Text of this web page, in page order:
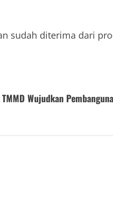
sudah diterima dari
Wujudkan